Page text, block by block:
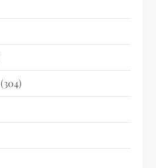
(304)